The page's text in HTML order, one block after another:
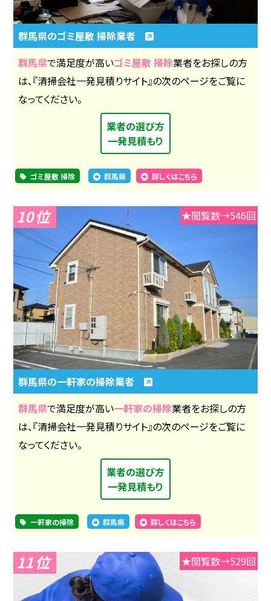
群馬県のゴミ屋敷 掃除業者
群馬県で満足度が高いゴミ屋敷 掃除業者をお探しの方
は、『清掃会社一発見積りサイト』の次のページをご覧に
なってください。
業者の選び方
一発見積もり
ゴミ屋敷 掃除 群馬県 詳しくはこちら
10 ★閲覧数→546回
群馬県の一軒家の掃除業者
群馬県で満足度が高い一軒家の掃除業者をお探しの方
は、『清掃会社一発見積りサイト』の次のページをご覧に
なってください。
業者の選び方
一発見積もり
一軒家の掃除 群馬県 詳しくはこちら
11 ★閲覧数→529回